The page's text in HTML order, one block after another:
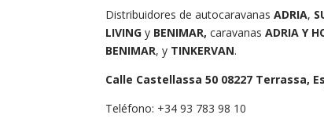
Distribuidores de autocaravanasADRIA,
LIVINGy BENIMAR, caravanasADRIA Y
BENIMAR, y TINKERVAN.
Calle Castellassa 50 08227 Terrassa,
Teléfono: +34 93 783 98 10